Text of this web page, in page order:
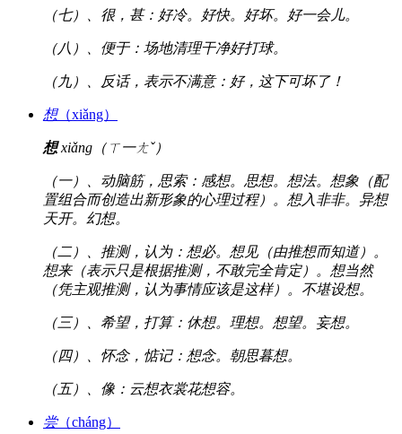
（七）、很，甚：好冷。好快。好坏。好一会儿。
（八）、便于：场地清理干净好打球。
（九）、反话，表示不满意：好，这下可坏了！
想（xiǎng）
想xiǎng（ㄒ一ㄤˇ）
（一）、动脑筋，思索：感想。思想。想法。想象（配
置组合而创造出新形象的心理过程）。想入非非。异想
天开。幻想。
（二）、推测，认为：想必。想见（由推想而知道）。
想来（表示只是根据推测，不敢完全肯定）。想当然
（凭主观推测，认为事情应该是这样）。不堪设想。
（三）、希望，打算：休想。理想。想望。妄想。
（四）、怀念，惦记：想念。朝思暮想。
（五）、像：云想衣裳花想容。
尝（cháng）